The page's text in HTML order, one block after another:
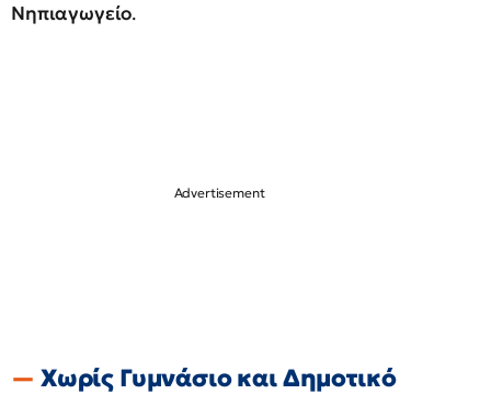
Νηπιαγωγείο.
Χωρίς Γυμνάσιο και Δημοτικό